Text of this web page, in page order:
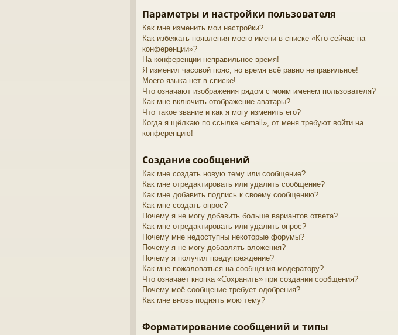
Параметры и настройки пользователя
Как мне изменить мои настройки?
Как избежать появления моего имени в списке «Кто сейчас на
конференции»?
На конференции неправильное время!
Я изменил часовой пояс, но время всё равно неправильное!
Моего языка нет в списке!
Что означают изображения рядом с моим именем пользователя?
Как мне включить отображение аватары?
Что такое звание и как я могу изменить его?
Когда я щёлкаю по ссылке «email», от меня требуют войти на
конференцию!
Создание сообщений
Как мне создать новую тему или сообщение?
Как мне отредактировать или удалить сообщение?
Как мне добавить подпись к своему сообщению?
Как мне создать опрос?
Почему я не могу добавить больше вариантов ответа?
Как мне отредактировать или удалить опрос?
Почему мне недоступны некоторые форумы?
Почему я не могу добавлять вложения?
Почему я получил предупреждение?
Как мне пожаловаться на сообщения модератору?
Что означает кнопка «Сохранить» при создании сообщения?
Почему моё сообщение требует одобрения?
Как мне вновь поднять мою тему?
Форматирование сообщений и типы